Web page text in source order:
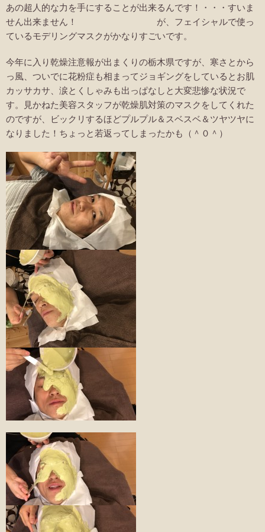
あの超人的な力を手にすることが出来るんです！・・・すいま
せん出来ません！ が、フェイシャルで使っ
ているモデリングマスクがかなりすごいです。
今年に入り乾燥注意報が出まくりの栃木県ですが、寒さとから
っ風、ついでに花粉症も相まってジョギングをしているとお肌
カッサカサ、涙とくしゃみも出っぱなしと大変悲惨な状況で
す。見かねた美容スタッフが乾燥肌対策のマスクをしてくれた
のですが、ビックリするほどプルプル＆スベスベ＆ツヤツヤに
なりました！ちょっと若返ってしまったかも（＾０＾）